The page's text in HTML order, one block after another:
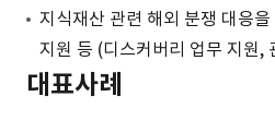
지식재산 관련 해외 분쟁 대응
지원 등 (디스커버리 업무 지원,
대표사례